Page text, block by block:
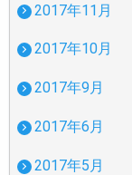
2017年11月
2017年10月
2017年9月
2017年6月
2017年5月